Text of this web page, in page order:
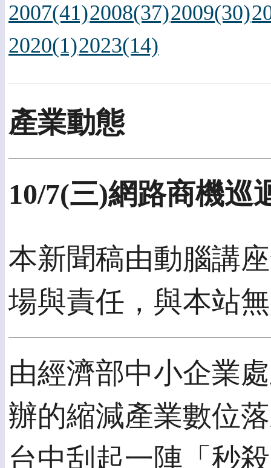
2007(41)2008(37)2009(30)
2020(1)2023(14)
產業動態
10/7(三)網路商機巡
本新聞稿由動腦講
場與責任，與本站
由經濟部中小企業
辦的縮減產業數位
台中刮起一陣「秒